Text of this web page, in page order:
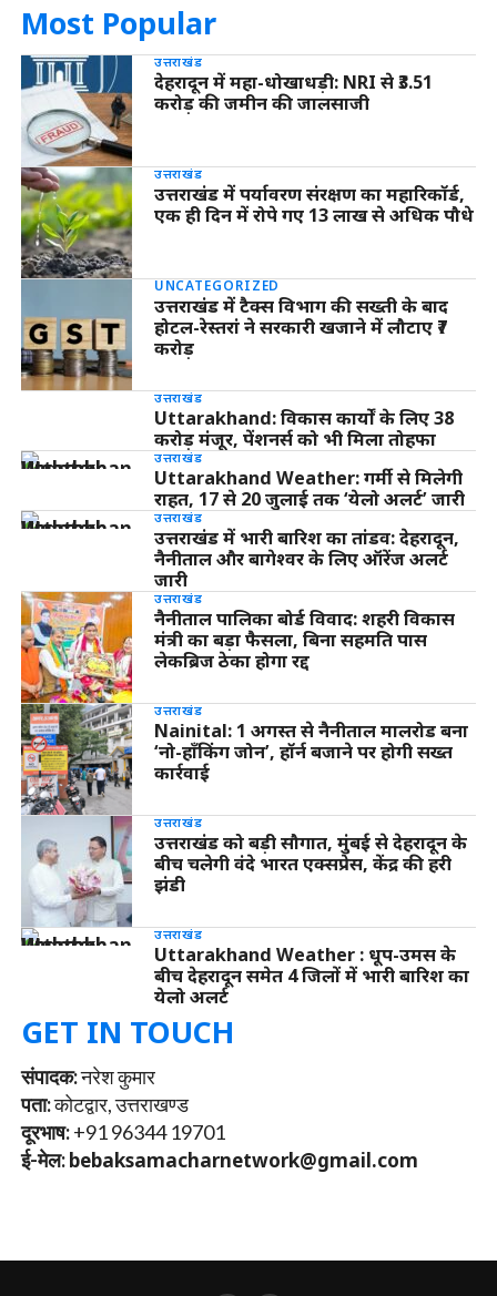
Most Popular
उत्तराखंड
देहरादून में महा-धोखाधड़ी: NRI से ₹3.51
करोड़ की जमीन की जालसाजी
उत्तराखंड
उत्तराखंड में पर्यावरण संरक्षण का महारिकॉर्ड,
एक ही दिन में रोपे गए 13 लाख से अधिक पौधे
UNCATEGORIZED
उत्तराखंड में टैक्स विभाग की सख्ती के बाद
होटल-रेस्तरां ने सरकारी खजाने में लौटाए ₹7
करोड़
उत्तराखंड
Uttarakhand: विकास कार्यों के लिए 38
करोड़ मंजूर, पेंशनर्स को भी मिला तोहफा
उत्तराखंड
Uttarakhand Weather: गर्मी से मिलेगी
राहत, 17 से 20 जुलाई तक ‘येलो अलर्ट’ जारी
उत्तराखंड
उत्तराखंड में भारी बारिश का तांडव: देहरादून,
नैनीताल और बागेश्वर के लिए ऑरेंज अलर्ट
जारी
उत्तराखंड
नैनीताल पालिका बोर्ड विवाद: शहरी विकास
मंत्री का बड़ा फैसला, बिना सहमति पास
लेकब्रिज ठेका होगा रद्द
उत्तराखंड
Nainital: 1 अगस्त से नैनीताल मालरोड बना
‘नो-हॉंकिंग जोन’, हॉर्न बजाने पर होगी सख्त
कार्रवाई
उत्तराखंड
उत्तराखंड को बड़ी सौगात, मुंबई से देहरादून के
बीच चलेगी वंदे भारत एक्सप्रेस, केंद्र की हरी
झंडी
उत्तराखंड
Uttarakhand Weather : धूप-उमस के
बीच देहरादून समेत 4 जिलों में भारी बारिश का
येलो अलर्ट
GET IN TOUCH
संपादक:नरेश कुमार
पता:कोटद्वार, उत्तराखण्ड
दूरभाष:+91 96344 19701
ई-मेल:bebaksamacharnetwork@gmail.com